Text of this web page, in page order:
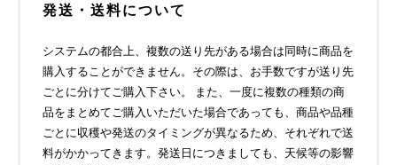
発送・送料について
システムの都合上、複数の送り先がある場合は同時に商品を
購入することができません。その際は、お手数ですが送り先
ごとに分けてご購入下さい。 また、一度に複数の種類の商
品をまとめてご購入いただいた場合であっても、商品や品種
ごとに収穫や発送のタイミングが異なるため、それぞれで送
料がかかってきます。発送日につきましても、天候等の影響